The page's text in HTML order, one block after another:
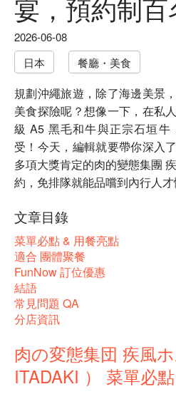
宴，預約制百
2026-06-08
日本
餐廳・美食
規劃沖繩旅遊，除了海邊美景
美食探險呢？想像一下，在私
級 A5 黑毛和牛與正宗石垣
受！今天，編輯就要帶你深入
多項大獎肯定的肉的變態集團
約，免排隊就能品嚐到內行人才
文章目錄
菜單必點 & 用餐亮點
適合 團體聚餐
FunNow 訂位優惠
結語
常見問題 QA
分店資訊
肉の変態集団 疾風
ITADAKI ） 菜單必